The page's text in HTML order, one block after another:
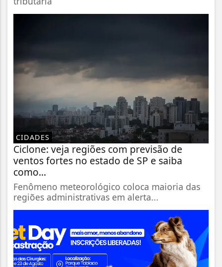
CIDADES
Ciclone: veja regiões com previsão de
ventos fortes no estado de SP e saiba
como...
Fenômeno meteorológico coloca maioria das
regiões administrativas em alerta...